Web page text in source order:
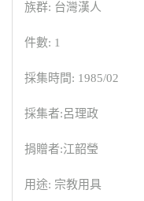
族群: 台灣漢人
件數: 1
採集時間: 1985/02
採集者:呂理政
捐贈者:江韶瑩
用途: 宗教用具